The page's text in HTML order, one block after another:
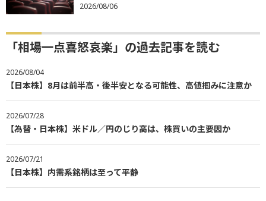
2026/08/06
「相場一点喜怒哀楽」の過去記事を読む
2026/08/04
【日本株】8月は前半高・後半安となる可能性、高値掴みに注意か
2026/07/28
【為替・日本株】米ドル／円のじり高は、株買いの主要因か
2026/07/21
【日本株】内需系銘柄は至って平静